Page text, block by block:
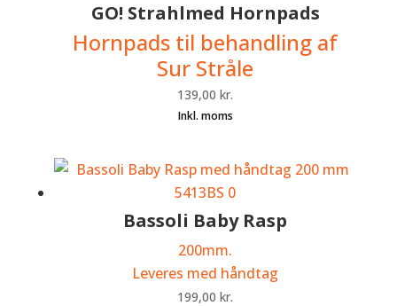
GO! Strahlmed Hornpads
Hornpads til behandling af
Sur Stråle
139,00kr.
Bassoli Baby Rasp
200mm.
Leveres med håndtag
199,00kr.